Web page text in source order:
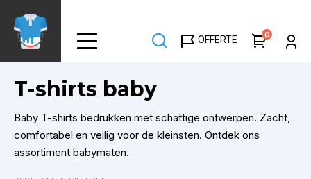
naar
OFFERTE 0
T-shirts baby
Baby T-shirts bedrukken met schattige ontwerpen. Zacht,
comfortabel en veilig voor de kleinsten. Ontdek ons
assortiment babymaten.